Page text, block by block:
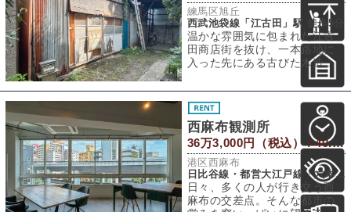
練馬区旭丘
西武池袋線「江古田」駅 徒歩5分
温かな雰囲気に包まれた江古
田商店街を抜け、一本路地に
入った先にある古びた木造家
屋。”ジャンク”と称されるよう
な佇まいの裏
西麻布観測所
36万3,000円（税込） / 40.99㎡
港区西麻布
日比谷線・都営大江戸線「六本木」駅 徒歩11分
日々、多くの人が行き交う西
麻布の交差点。そんな都市の